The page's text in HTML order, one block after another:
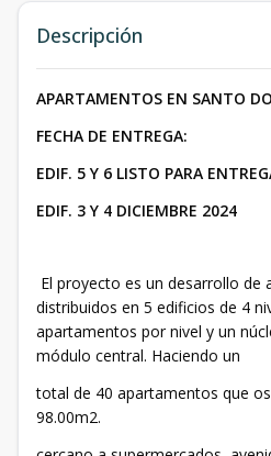
Descripción
APARTAMENTOS EN SANTO
FECHA DE ENTREGA:
EDIF. 5 Y 6 LISTO PARA
EDIF. 3 Y 4 DICIEMBRE 2024
El proyecto es un desarrollo de
distribuidos en 5 edificios de 4
apartamentos por nivel y un
módulo central. Haciendo un
total de 40 apartamentos que
98.00m2.